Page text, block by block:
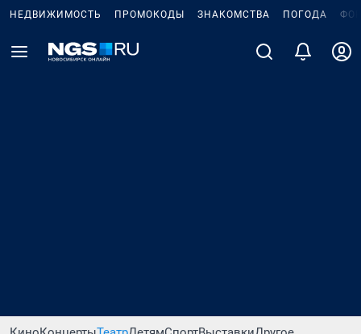
НЕДВИЖИМОСТЬ ПРОМОКОДЫ ЗНАКОМСТВА ПОГОДА